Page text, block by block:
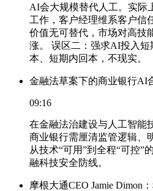
AI会大规模替代人工。实际
工作，客户经理维系客户信
价值无可替代，市场对高技
涨。 误区二：强求AI投入短
本、短期内回本，不现实。
金融法草案下的商业银行AI
09:16
在金融法治建设与人工智能
商业银行需厘清监管逻辑、
从技术“可用”到全程“可控”
融科技安全防线。
摩根大通CEO Jamie Dimon